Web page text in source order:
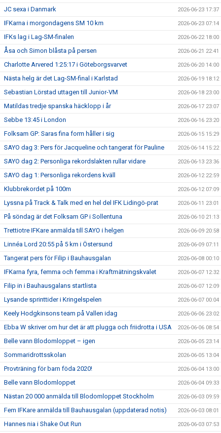
JC sexa i Danmark 2026-06-23 17:37
IFKarna i morgondagens SM 10 km 2026-06-23 07:14
IFKs lag i Lag-SM-finalen 2026-06-22 18:00
Åsa och Simon blåsta på persen 2026-06-21 22:41
Charlotte Arvered 1:25:17 i Göteborgsvarvet 2026-06-20 14:00
Nästa helg är det Lag-SM-final i Karlstad 2026-06-19 18:12
Sebastian Lörstad uttagen till Junior-VM 2026-06-18 23:00
Matildas tredje spanska häcklopp i år 2026-06-17 23:07
Sebbe 13:45 i London 2026-06-16 23:20
Folksam GP: Saras fina form håller i sig 2026-06-15 15:29
SAYO dag 3: Pers för Jacqueline och tangerat för Pauline 2026-06-14 15:22
SAYO dag 2: Personliga rekordslakten rullar vidare 2026-06-13 23:36
SAYO dag 1: Personliga rekordens kväll 2026-06-12 22:59
Klubbrekordet på 100m 2026-06-12 07:09
Lyssna på Track & Talk med en hel del IFK Lidingö-prat 2026-06-11 23:01
På söndag är det Folksam GP i Sollentuna 2026-06-10 21:13
Trettiotre IFKare anmälda till SAYO i helgen 2026-06-09 20:58
Linnéa Lord 20:55 på 5 km i Östersund 2026-06-09 07:11
Tangerat pers för Filip i Bauhausgalan 2026-06-08 00:10
IFKarna fyra, femma och femma i Kraftmätningskvalet 2026-06-07 12:32
Filip in i Bauhausgalans startlista 2026-06-07 12:09
Lysande sprinttider i Kringelspelen 2026-06-07 00:04
Keely Hodgkinsons team på Vallen idag 2026-06-06 23:02
Ebba W skriver om hur det är att plugga och friidrotta i USA 2026-06-06 08:54
Belle vann Blodomloppet – igen 2026-06-05 23:14
Sommaridrottsskolan 2026-06-05 13:04
Provträning för barn föda 2020! 2026-06-04 13:00
Belle vann Blodomloppet 2026-06-04 09:33
Nästan 20 000 anmälda till Blodomloppet Stockholm 2026-06-03 09:59
Fem IFKare anmälda till Bauhausgalan (uppdaterad notis) 2026-06-03 08:01
Hannes nia i Shake Out Run 2026-06-03 07:53